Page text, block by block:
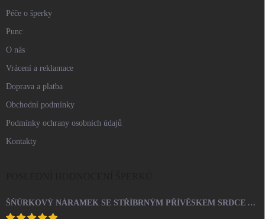
Péče o šperky
Punc
O nás
Vrácení a reklamace
Doprava a platba
Obchodní podmínky
Podmínky ochrany osobních údajů
Kontakty
ŠŇŮRKOVÝ NÁRAMEK SE STŘÍBRNÝM PŘÍVĚSKEM SRDCE A KRYSTALY SWAROVSKI CRYSTAL (STŘÍBRO 925/1000)